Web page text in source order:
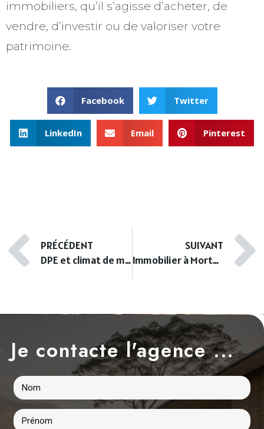
immobiliers, qu’il s’agisse d’acheter, de
vendre, d’investir ou de valoriser votre
patrimoine.
Facebook Twitter
LinkedIn Email Pinterest
PRÉCÉDENT
DPE et climat de montagne : comment bien isoler sa maison dans le Doubs ?
SUIVANT
Immobilier à Morteau vs Pontarlier : le grand match des villes frontalières
Je contacte l'agence ...